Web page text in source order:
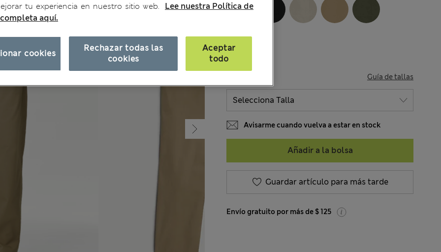
Guía de tallas
Avisarme cuando vuelva a estar en stock
Añadir a la bolsa
Guardar artículo para más tarde
Envío gratuito por más de $ 125
tu experiencia en nuestro sitio web.
Lee nuestra Política de
aquí.
Rechazar todas las
cookies
Aceptar
todo
cookies